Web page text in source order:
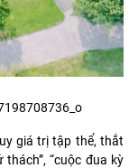
giá trị tập thể, thắt
“cuộc đua kỳ